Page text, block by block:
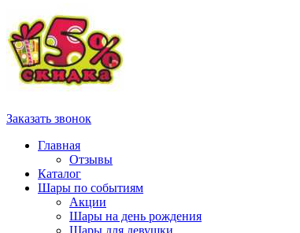
Заказать звонок
Главная
Отзывы
Каталог
Шары по событиям
Акции
Шары на день рождения
Шары для девушки